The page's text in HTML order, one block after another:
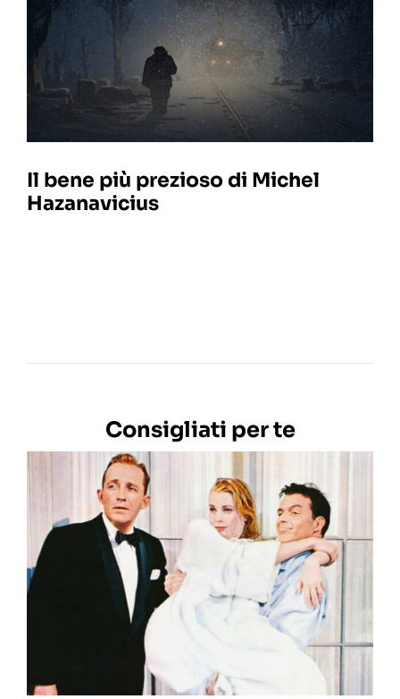
Il bene più prezioso di Michel
Hazanavicius
Consigliati per te